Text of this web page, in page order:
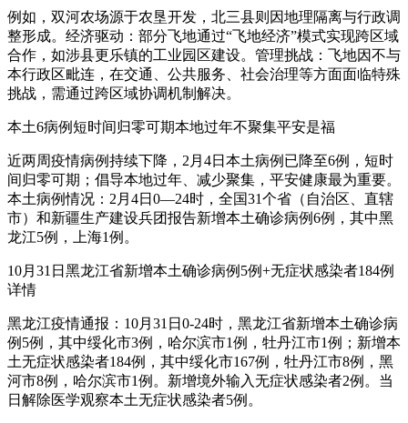
例如，双河农场源于农垦开发，北三县则因地理隔离与行政调
整形成。经济驱动：部分飞地通过“飞地经济”模式实现跨区域
合作，如涉县更乐镇的工业园区建设。管理挑战：飞地因不与
本行政区毗连，在交通、公共服务、社会治理等方面面临特殊
挑战，需通过跨区域协调机制解决。
本土6病例短时间归零可期本地过年不聚集平安是福
近两周疫情病例持续下降，2月4日本土病例已降至6例，短时
间归零可期；倡导本地过年、减少聚集，平安健康最为重要。
本土病例情况：2月4日0—24时，全国31个省（自治区、直辖
市）和新疆生产建设兵团报告新增本土确诊病例6例，其中黑
龙江5例，上海1例。
10月31日黑龙江省新增本土确诊病例5例+无症状感染者184例
详情
黑龙江疫情通报：10月31日0-24时，黑龙江省新增本土确诊病
例5例，其中绥化市3例，哈尔滨市1例，牡丹江市1例；新增本
土无症状感染者184例，其中绥化市167例，牡丹江市8例，黑
河市8例，哈尔滨市1例。新增境外输入无症状感染者2例。当
日解除医学观察本土无症状感染者5例。